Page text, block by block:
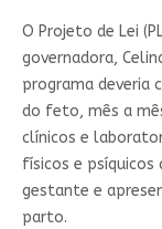
O Projeto de Lei
governadora,
programa deveria
do feto, mês a
clínicos e
físicos e
gestante e
parto.